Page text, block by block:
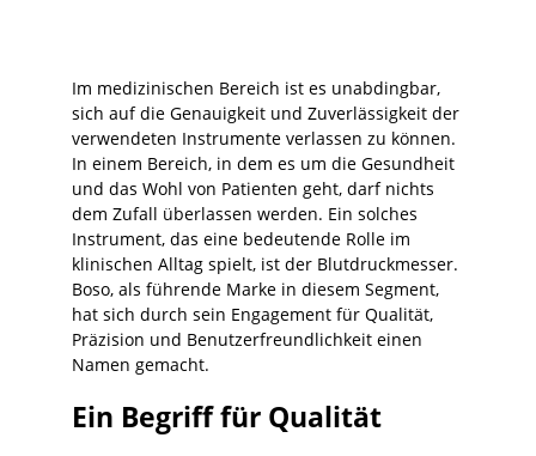
Im medizinischen Bereich ist es unabdingbar,
sich auf die Genauigkeit und Zuverlässigkeit der
verwendeten Instrumente verlassen zu können.
In einem Bereich, in dem es um die Gesundheit
und das Wohl von Patienten geht, darf nichts
dem Zufall überlassen werden. Ein solches
Instrument, das eine bedeutende Rolle im
klinischen Alltag spielt, ist der Blutdruckmesser.
Boso, als führende Marke in diesem Segment,
hat sich durch sein Engagement für Qualität,
Präzision und Benutzerfreundlichkeit einen
Namen gemacht.
Ein Begriff für Qualität